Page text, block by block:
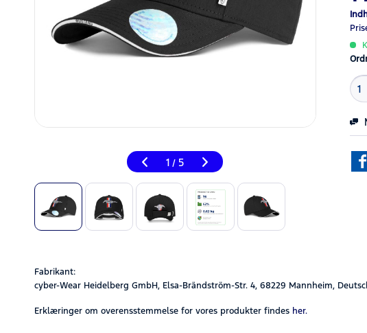
1 / 5
Fabrikant:
cyber-Wear Heidelberg GmbH, Elsa-Brändström-Str. 4, 68229 Mannheim,
Erklæringer om overensstemmelse for vores produkter findes her.